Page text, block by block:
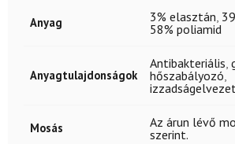
Anyag 3% elasztán,
58% poliamid
Anyagtulajdonságok
Antibakteriális,
hőszabályozó,
Mosás
Az árun lévő
szerint.